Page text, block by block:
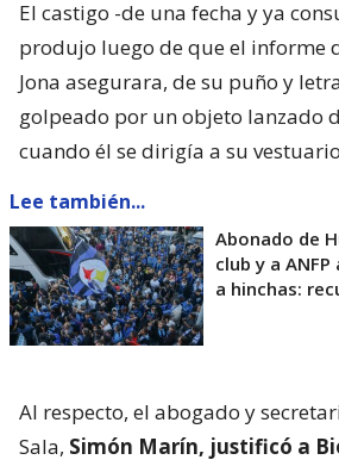
El castigo -de una fecha y ya
produjo luego de que el informe
Jona asegurara, de su puño y
golpeado por un objeto lanzado
cuando él se dirigía a su
Lee también...
Abonado de
club y a
a hinchas:
Al respecto, el abogado y
Sala, Simón Marín, justificó a